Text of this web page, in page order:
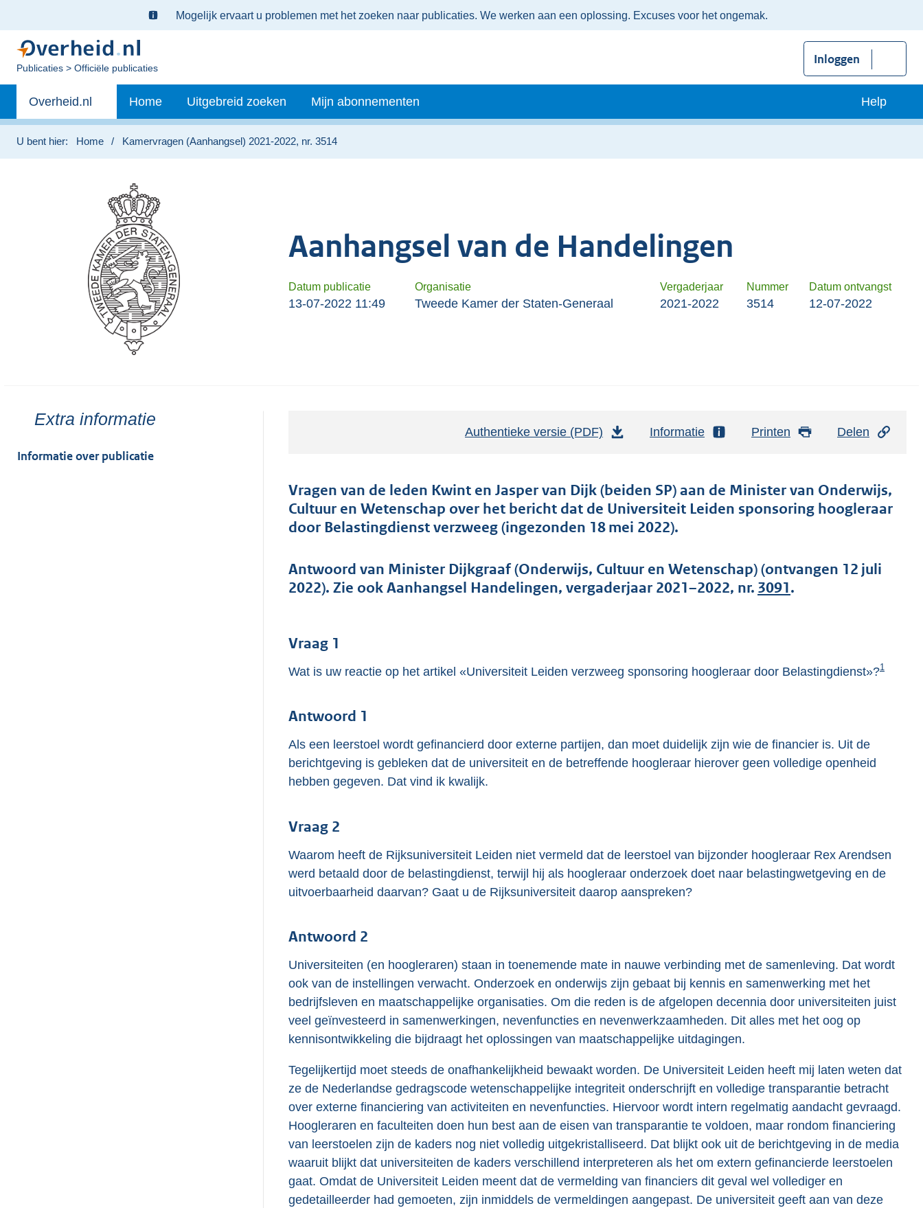
Ter
informatie:
Mogelijk ervaart u problemen met het zoeken naar publicaties. We werken aan een oplossing. Excuses voor het ongemak.
U
Publicaties Officiële publicaties
Inloggen
Primaire
navigatie
Andere
sites
binnen
Overheid.nl Home Uitgebreid zoeken Mijn abonnementen Help
U bent hier: Home Kamervragen (Aanhangsel) 2021-2022, nr. 3514
Aanhangsel van de Handelingen
Datum publicatie Organisatie Vergaderjaar Nummer Datum ontvangst
13-07-2022 11:49 Tweede Kamer der Staten-Generaal 2021-2022 3514 12-07-2022
Toon
van:
Extra informatie
Informatie over publicatie
Authentieke versie (PDF)
t
a
n
s
g
t
6
K
Informatie Printen Delen
Vragen van de leden Kwint en Jasper van Dijk (beiden SP) aan de Minister van Onderwijs,
Cultuur en Wetenschap over het bericht dat de Universiteit Leiden sponsoring hoogleraar
door Belastingdienst verzweeg (ingezonden 18 mei 2022).
Antwoord van Minister Dijkgraaf (Onderwijs, Cultuur en Wetenschap) (ontvangen 12 juli
2022). Zie ook Aanhangsel Handelingen, vergaderjaar 2021–2022, nr. 3091.
Vraag 1
Wat is uw reactie op het artikel «Universiteit Leiden verzweeg sponsoring hoogleraar door Belastingdienst»?1
Antwoord 1
Als een leerstoel wordt gefinancierd door externe partijen, dan moet duidelijk zijn wie de financier is. Uit de
berichtgeving is gebleken dat de universiteit en de betreffende hoogleraar hierover geen volledige openheid
hebben gegeven. Dat vind ik kwalijk.
Vraag 2
Waarom heeft de Rijksuniversiteit Leiden niet vermeld dat de leerstoel van bijzonder hoogleraar Rex Arendsen
werd betaald door de belastingdienst, terwijl hij als hoogleraar onderzoek doet naar belastingwetgeving en de
uitvoerbaarheid daarvan? Gaat u de Rijksuniversiteit daarop aanspreken?
Antwoord 2
Universiteiten (en hoogleraren) staan in toenemende mate in nauwe verbinding met de samenleving. Dat wordt
ook van de instellingen verwacht. Onderzoek en onderwijs zijn gebaat bij kennis en samenwerking met het
bedrijfsleven en maatschappelijke organisaties. Om die reden is de afgelopen decennia door universiteiten juist
veel geïnvesteerd in samenwerkingen, nevenfuncties en nevenwerkzaamheden. Dit alles met het oog op
kennisontwikkeling die bijdraagt het oplossingen van maatschappelijke uitdagingen.
Tegelijkertijd moet steeds de onafhankelijkheid bewaakt worden. De Universiteit Leiden heeft mij laten weten dat
ze de Nederlandse gedragscode wetenschappelijke integriteit onderschrijft en volledige transparantie betracht
over externe financiering van activiteiten en nevenfuncties. Hiervoor wordt intern regelmatig aandacht gevraagd.
Hoogleraren en faculteiten doen hun best aan de eisen van transparantie te voldoen, maar rondom financiering
van leerstoelen zijn de kaders nog niet volledig uitgekristalliseerd. Dat blijkt ook uit de berichtgeving in de media
waaruit blijkt dat universiteiten de kaders verschillend interpreteren als het om extern gefinancierde leerstoelen
gaat. Omdat de Universiteit Leiden meent dat de vermelding van financiers dit geval wel vollediger en
gedetailleerder had gemoeten, zijn inmiddels de vermeldingen aangepast. De universiteit geeft aan van deze